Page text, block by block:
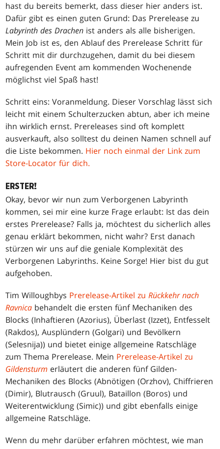
hast du bereits bemerkt, dass dieser hier anders ist.
Dafür gibt es einen guten Grund: Das Prerelease zu
Labyrinth des Drachen ist anders als alle bisherigen.
Mein Job ist es, den Ablauf des Prerelease Schritt für
Schritt mit dir durchzugehen, damit du bei diesem
aufregenden Event am kommenden Wochenende
möglichst viel Spaß hast!
Schritt eins: Voranmeldung. Dieser Vorschlag lässt sich
leicht mit einem Schulterzucken abtun, aber ich meine
ihn wirklich ernst. Prereleases sind oft komplett
ausverkauft, also solltest du deinen Namen schnell auf
die Liste bekommen. Hier noch einmal der Link zum
Store-Locator für dich.
ERSTER!
Okay, bevor wir nun zum Verborgenen Labyrinth
kommen, sei mir eine kurze Frage erlaubt: Ist das dein
erstes Prerelease? Falls ja, möchtest du sicherlich alles
genau erklärt bekommen, nicht wahr? Erst danach
stürzen wir uns auf die geniale Komplexität des
Verborgenen Labyrinths. Keine Sorge! Hier bist du gut
aufgehoben.
Tim Willoughbys Prerelease-Artikel zuRückkehr nach
Ravnica behandelt die ersten fünf Mechaniken des
Blocks (Inhaftieren (Azorius), Überlast (Izzet), Entfesselt
(Rakdos), Ausplündern (Golgari) und Bevölkern
(Selesnija)) und bietet einige allgemeine Ratschläge
zum Thema Prerelease. Mein Prerelease-Artikel zu
Gildensturm erläutert die anderen fünf Gilden-
Mechaniken des Blocks (Abnötigen (Orzhov), Chiffrieren
(Dimir), Blutrausch (Gruul), Bataillon (Boros) und
Weiterentwicklung (Simic)) und gibt ebenfalls einige
allgemeine Ratschläge.
Wenn du mehr darüber erfahren möchtest, wie man